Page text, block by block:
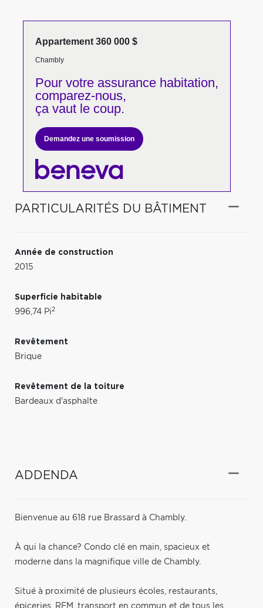
Appartement 360 000 $
Chambly
Pour votreassurance habitation,
comparez-nous,
ça vaut le coup.
Demandez une soumission
PARTICULARITÉS DU BÂTIMENT
Année de construction
2015
Superficie habitable
996,74 Pi2
Revêtement
Brique
Revêtement de la toiture
Bardeaux d'asphalte
ADDENDA
Bienvenue au 618 rue Brassard à Chambly.
À qui la chance? Condo clé en main, spacieux et
moderne dans la magnifique ville de Chambly.
Situé à proximité de plusieurs écoles, restaurants,
épiceries, REM, transport en commun et de tous les